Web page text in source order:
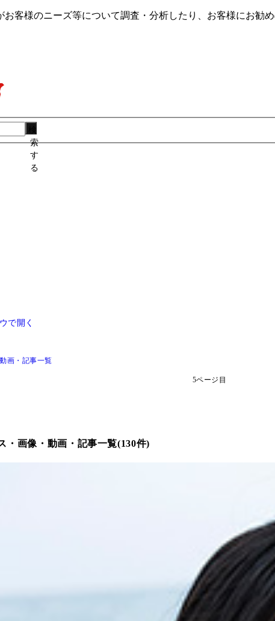
客様のニーズ等について調査・分析したり、お客様にお勧
索
す
る
で開く
画・記事一覧
5ページ目
・画像・動画・記事一覧(130件)